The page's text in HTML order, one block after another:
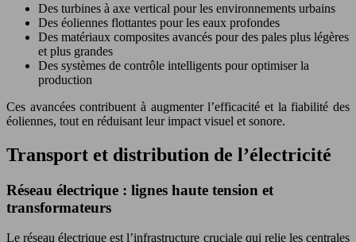
Des turbines à axe vertical pour les environnements urbains
Des éoliennes flottantes pour les eaux profondes
Des matériaux composites avancés pour des pales plus légères
et plus grandes
Des systèmes de contrôle intelligents pour optimiser la
production
Ces avancées contribuent à augmenter l’efficacité et la fiabilité des
éoliennes, tout en réduisant leur impact visuel et sonore.
Transport et distribution de l’électricité
Réseau électrique : lignes haute tension et
transformateurs
Le réseau électrique est l’infrastructure cruciale qui relie les centrales